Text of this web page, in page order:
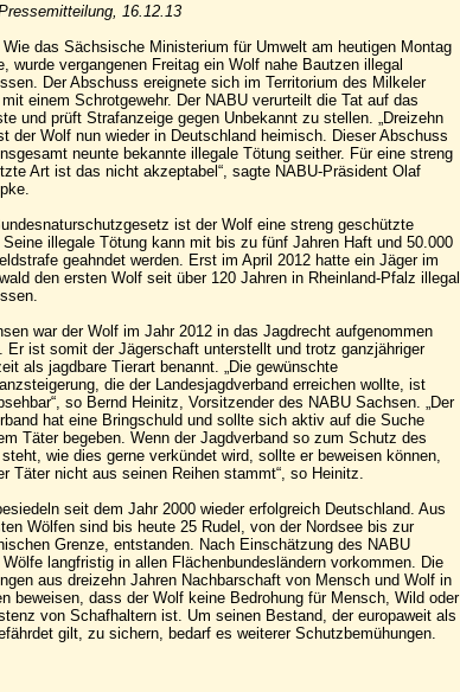
16.12.13
Wie das Sächsische Ministerium für Umwelt am heutigen Montag
wurde vergangenen Freitag ein Wolf nahe Bautzen illegal
Der Abschuss ereignete sich im Territorium des Milkeler
einem Schrotgewehr. Der NABU verurteilt die Tat auf das
und prüft Strafanzeige gegen Unbekannt zu stellen. „Dreizehn
der Wolf nun wieder in Deutschland heimisch. Dieser Abschuss
neunte bekannte illegale Tötung seither. Für eine streng
Art ist das nicht akzeptabel“, sagte NABU-Präsident Olaf
ist der Wolf eine streng geschützte
illegale Tötung kann mit bis zu fünf Jahren Haft und 50.000
geahndet werden. Erst im April 2012 hatte ein Jäger im
den ersten Wolf seit über 120 Jahren in Rheinland-Pfalz illegal
war der Wolf im Jahr 2012 in das Jagdrecht aufgenommen
Er ist somit der Jägerschaft unterstellt und trotz ganzjähriger
als jagdbare Tierart benannt. „Die gewünschte
die der Landesjagdverband erreichen wollte, ist
so Bernd Heinitz, Vorsitzender des NABU Sachsen. „Der
hat eine Bringschuld und sollte sich aktiv auf die Suche
Täter begeben. Wenn der Jagdverband so zum Schutz des
wie dies gerne verkündet wird, sollte er beweisen können,
Täter nicht aus seinen Reihen stammt“, so Heinitz.
seit dem Jahr 2000 wieder erfolgreich Deutschland. Aus
Wölfen sind bis heute 25 Rudel, von der Nordsee bis zur
Grenze, entstanden. Nach Einschätzung des NABU
Wölfe langfristig in allen Flächenbundesländern vorkommen. Die
aus dreizehn Jahren Nachbarschaft von Mensch und Wolf in
beweisen, dass der Wolf keine Bedrohung für Mensch, Wild oder
von Schafhaltern ist. Um seinen Bestand, der europaweit als
gilt, zu sichern, bedarf es weiterer Schutzbemühungen.